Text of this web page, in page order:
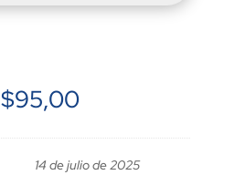
$95,00
14 de julio de 2025